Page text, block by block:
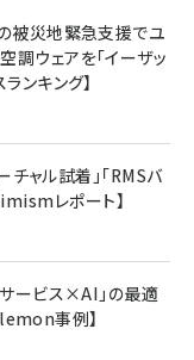
被災地緊急支援でユ
ウェアを「イーザッ
ンキング】
チャル試着」「RMSバ
レポート】
ービス×AI」の最適
事例】